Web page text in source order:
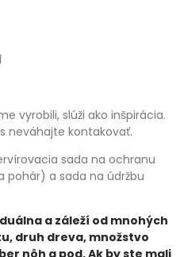
vyrobili, slúži ako inšpirácia.
neváhajte kontakovať.
sada na ochranu
pohár) a sada na údržbu
a záleží od mnohých
druh dreva, množstvo
nôh a pod. Ak by ste mali